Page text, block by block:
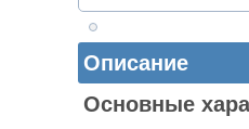
Описание
Основные